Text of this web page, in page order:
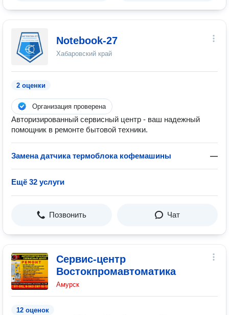
Notebook-27
Хабаровский край
2 оценки
Организация проверена
Авторизированный сервисный центр - ваш надежный
помощник в ремонте бытовой техники.
Замена датчика термоблока кофемашины —
Ещё 32 услуги
Позвонить Чат
Сервис-центр
Востокпромавтоматика
Амурск
12 оценок